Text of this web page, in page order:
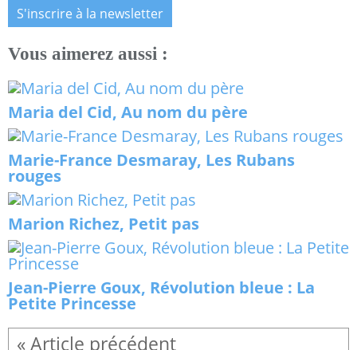
S'inscrire à la newsletter
Vous aimerez aussi :
Maria del Cid, Au nom du père
Marie-France Desmaray, Les Rubans
rouges
Marion Richez, Petit pas
Jean-Pierre Goux, Révolution bleue : La
Petite Princesse